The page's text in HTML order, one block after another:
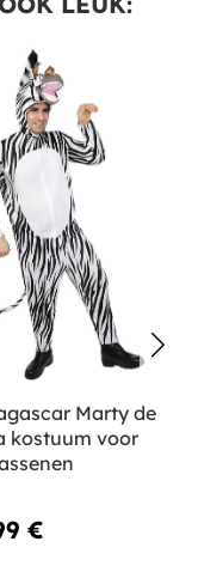
Marty de
kostuum voor
€